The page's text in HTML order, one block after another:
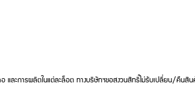
และการผลิตในแต่ละล็อต ทางบริษัทฯขอสงวนสิทธิ์ไม่รับเปลี่ยน/คืนสิน